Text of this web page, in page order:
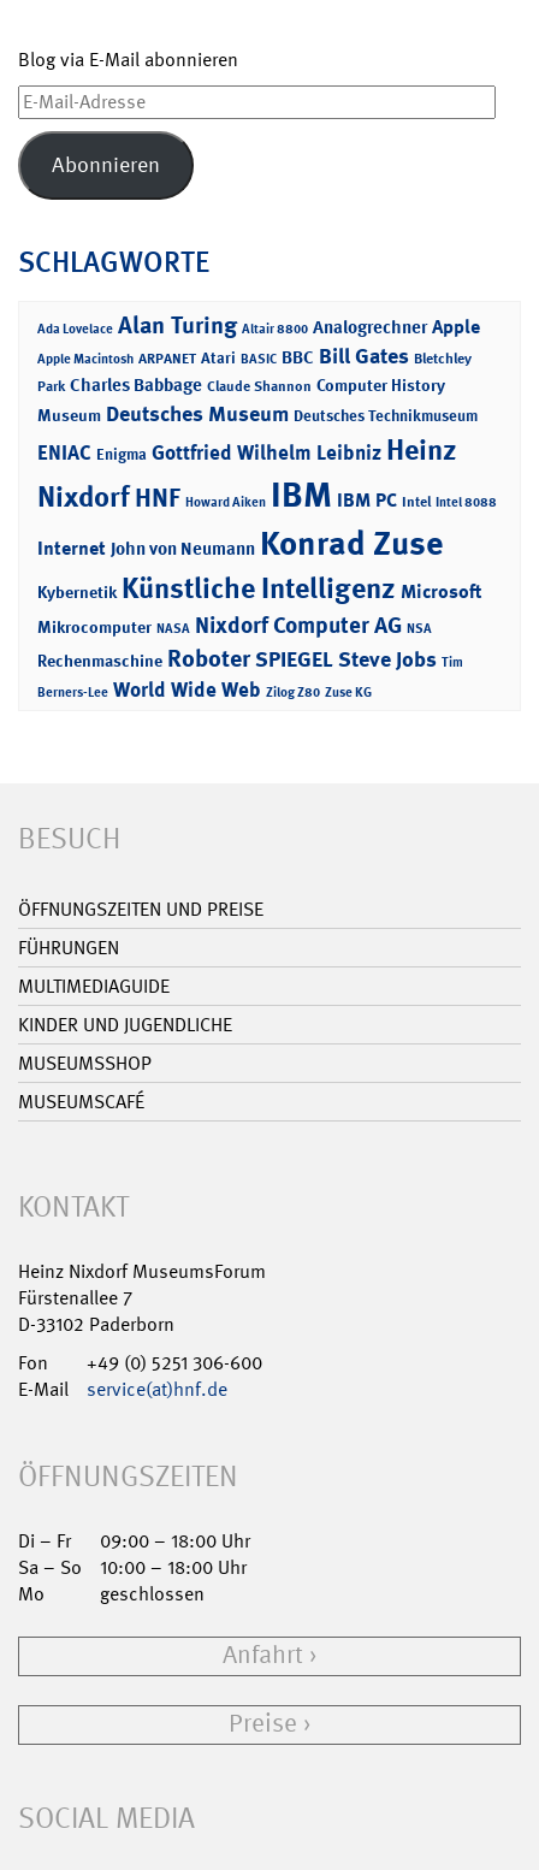
Blog via E-Mail abonnieren
E-
Mail-
Adresse
Abonnieren
SCHLAGWORTE
Ada Lovelace Alan Turing Altair 8800 Analogrechner Apple
Apple Macintosh ARPANET Atari BASIC BBC Bill Gates Bletchley
Park Charles Babbage Claude Shannon Computer History
Museum Deutsches Museum Deutsches Technikmuseum
ENIAC Enigma Gottfried Wilhelm Leibniz Heinz
NixdorfHNF Howard Aiken IBM IBM PC Intel Intel 8088
Internet John von Neumann Konrad Zuse
Kybernetik Künstliche Intelligenz Microsoft
Mikrocomputer NASA Nixdorf Computer AG NSA
Rechenmaschine RoboterSPIEGELSteve Jobs Tim
Berners-Lee World Wide Web Zilog Z80 Zuse KG
BESUCH
ÖFFNUNGSZEITEN UND PREISE
FÜHRUNGEN
MULTIMEDIAGUIDE
KINDER UND JUGENDLICHE
MUSEUMSSHOP
MUSEUMSCAFÉ
KONTAKT
Heinz Nixdorf MuseumsForum
Fürstenallee 7
D-33102 Paderborn
Fon
+49 (0) 5251 306-600
E-Mail
service(at)hnf.de
ÖFFNUNGSZEITEN
Di – Fr
09:00 – 18:00 Uhr
Sa – So
10:00 – 18:00 Uhr
Mo
geschlossen
Anfahrt
Preise
SOCIAL MEDIA